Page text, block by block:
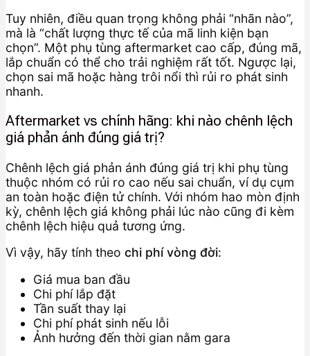
Tuy nhiên, điều quan trọng không phải “nhãn nào”,
mà là “chất lượng thực tế của mã linh kiện bạn
chọn”. Một phụ tùng aftermarket cao cấp, đúng mã,
lắp chuẩn có thể cho trải nghiệm rất tốt. Ngược lại,
chọn sai mã hoặc hàng trôi nổi thì rủi ro phát sinh
nhanh.
Aftermarket vs chính hãng: khi nào chênh lệch
giá phản ánh đúng giá trị?
Chênh lệch giá phản ánh đúng giá trị khi phụ tùng
thuộc nhóm có rủi ro cao nếu sai chuẩn, ví dụ cụm
an toàn hoặc điện tử chính. Với nhóm hao mòn định
kỳ, chênh lệch giá không phải lúc nào cũng đi kèm
chênh lệch hiệu quả tương ứng.
Vì vậy, hãy tính theo chi phí vòng đời:
Giá mua ban đầu
Chi phí lắp đặt
Tần suất thay lại
Chi phí phát sinh nếu lỗi
Ảnh hưởng đến thời gian nằm gara